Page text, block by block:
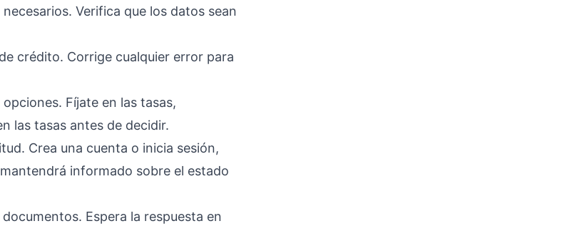
Verifica que los datos sean
crédito. Corrige cualquier error para
Fíjate en las tasas,
las tasas antes de decidir.
Crea una cuenta o inicia sesión,
informado sobre el estado
Espera la respuesta en